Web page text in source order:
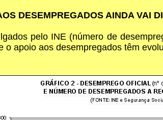
DESEMPREGADOS AINDA VAI
pelo INE (número de
apoio aos desempregados têm